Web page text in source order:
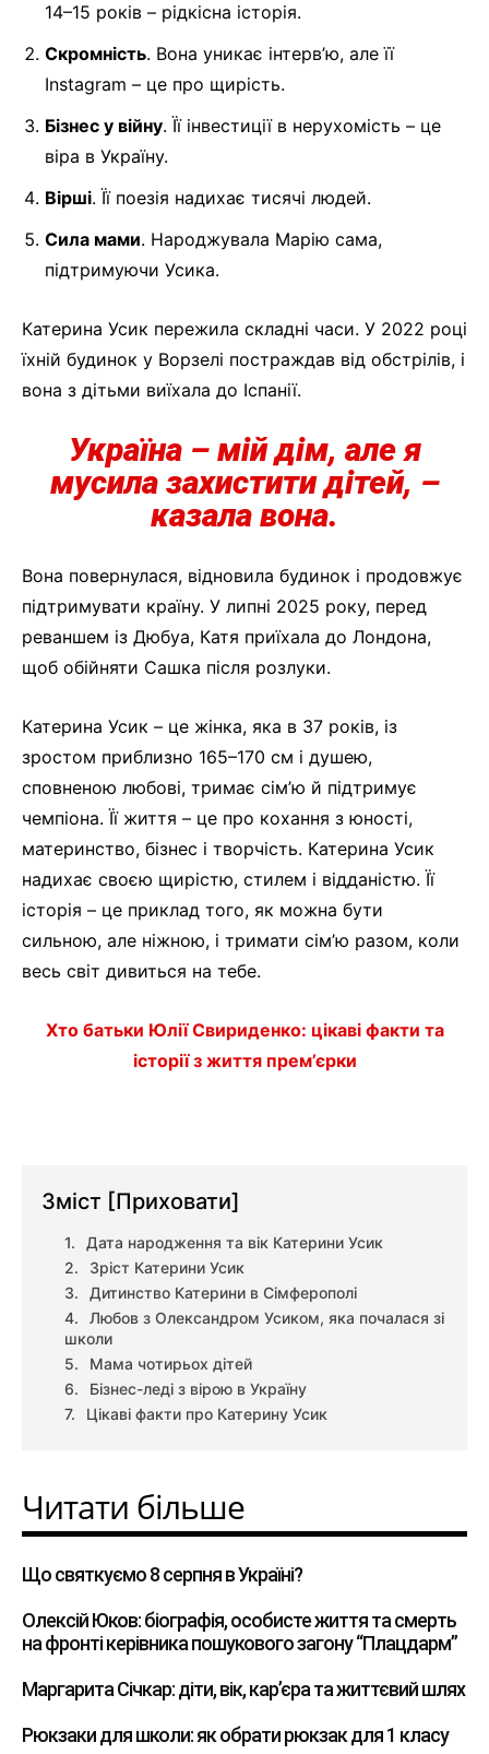
14–15 років – рідкісна історія.
Скромність. Вона уникає інтерв’ю, але її
Instagram – це про щирість.
Бізнес у війну. Її інвестиції в нерухомість – це
віра в Україну.
Вірші. Її поезія надихає тисячі людей.
Сила мами. Народжувала Марію сама,
підтримуючи Усика.
Катерина Усик пережила складні часи. У 2022 році
їхній будинок у Ворзелі постраждав від обстрілів, і
вона з дітьми виїхала до Іспанії.
Україна – мій дім, але я
мусила захистити дітей, –
казала вона.
Вона повернулася, відновила будинок і продовжує
підтримувати країну. У липні 2025 року, перед
реваншем із Дюбуа, Катя приїхала до Лондона,
щоб обійняти Сашка після розлуки.
Катерина Усик – це жінка, яка в 37 років, із
зростом приблизно 165–170 см і душею,
сповненою любові, тримає сім’ю й підтримує
чемпіона. Її життя – це про кохання з юності,
материнство, бізнес і творчість. Катерина Усик
надихає своєю щирістю, стилем і відданістю. Її
історія – це приклад того, як можна бути
сильною, але ніжною, і тримати сім’ю разом, коли
весь світ дивиться на тебе.
Хто батьки Юлії Свириденко: цікаві факти та
історії з життя прем’єрки
Зміст [Приховати]
Дата народження та вік Катерини Усик
Зріст Катерини Усик
Дитинство Катерини в Сімферополі
Любов з Олександром Усиком, яка почалася зі
школи
Мама чотирьох дітей
Бізнес-леді з вірою в Україну
Цікаві факти про Катерину Усик
Читати більше
Що святкуємо 8 серпня в Україні?
Олексій Юков: біографія, особисте життя та смерть
на фронті керівника пошукового загону “Плацдарм”
Маргарита Січкар: діти, вік, кар’єра та життєвий шлях
Рюкзаки для школи: як обрати рюкзак для 1 класу